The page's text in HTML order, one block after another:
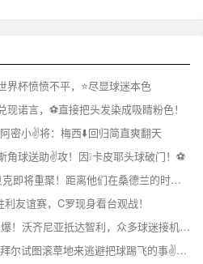
杯愤愤不平，⭐尽显球迷本色
诺言，⚽直接把头发染成吸睛粉色！
密小✌️将：梅西⬇️回归简直爽翻天
球送助✌️攻！因❕卡皮耶头球破门！⚽
【热门视频】亨德森和❕维⚾尔贝克即将重聚！距离他们在桑德兰的时光已经过去✨16年
友谊赛，C罗现身看台观战！
【赛事影像】球星待遇，人气火爆！沃齐尼亚抵达智利，众多球迷接机❕欢➡️呼声震耳
【今日集锦速览】缓和➡️气氛！拜尔试图滚草地来逃避把球踢飞的事✌️实！